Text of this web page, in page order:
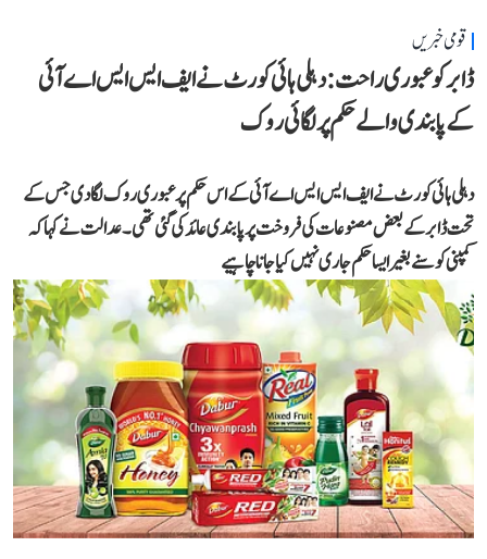
قومی خبریں
ڈابر کو عبوری راحت: دہلی ہائی کورٹ نے ایف ایس ایس اے آئی
کے پابندی والے حکم پر لگائی روک
دہلی ہائی کورٹ نے ایف ایس ایس اے آئی کے اس حکم پر عبوری روک لگا دی جس کے
تحت ڈابر کے بعض مصنوعات کی فروخت پر پابندی عائد کی گئی تھی۔ عدالت نے کہا کہ
کمپنی کو سنے بغیر ایسا حکم جاری نہیں کیا جانا چاہیے